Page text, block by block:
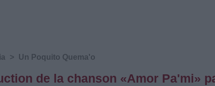
> Un Poquito Quema'o
de la chanson «Amor Pa'mi»